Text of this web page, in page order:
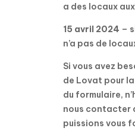
a des locaux
15 avril 2024 –
n’a pas de
Si vous avez
de Lovat pour
du formulaire,
nous contacter
puissions vous